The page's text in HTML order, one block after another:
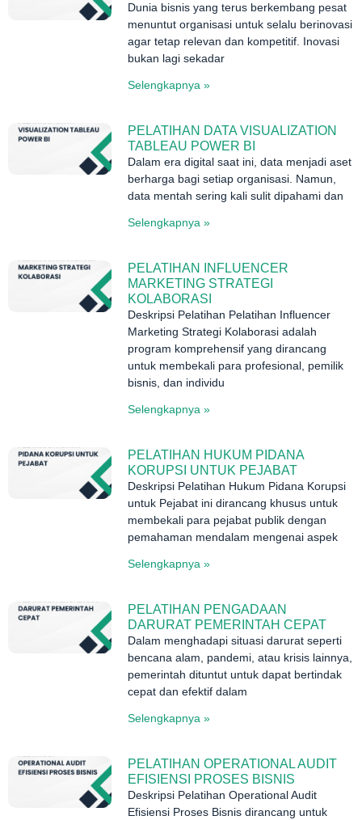
Dunia bisnis yang terus berkembang pesat
menuntut organisasi untuk selalu berinovasi
agar tetap relevan dan kompetitif. Inovasi
bukan lagi sekadar
Selengkapnya »
PELATIHAN DATA VISUALIZATION
TABLEAU POWER BI
Dalam era digital saat ini, data menjadi aset
berharga bagi setiap organisasi. Namun,
data mentah sering kali sulit dipahami dan
Selengkapnya »
PELATIHAN INFLUENCER
MARKETING STRATEGI
KOLABORASI
Deskripsi Pelatihan Pelatihan Influencer
Marketing Strategi Kolaborasi adalah
program komprehensif yang dirancang
untuk membekali para profesional, pemilik
bisnis, dan individu
Selengkapnya »
PELATIHAN HUKUM PIDANA
KORUPSI UNTUK PEJABAT
Deskripsi Pelatihan Hukum Pidana Korupsi
untuk Pejabat ini dirancang khusus untuk
membekali para pejabat publik dengan
pemahaman mendalam mengenai aspek
Selengkapnya »
PELATIHAN PENGADAAN
DARURAT PEMERINTAH CEPAT
Dalam menghadapi situasi darurat seperti
bencana alam, pandemi, atau krisis lainnya,
pemerintah dituntut untuk dapat bertindak
cepat dan efektif dalam
Selengkapnya »
PELATIHAN OPERATIONAL AUDIT
EFISIENSI PROSES BISNIS
Deskripsi Pelatihan Operational Audit
Efisiensi Proses Bisnis dirancang untuk